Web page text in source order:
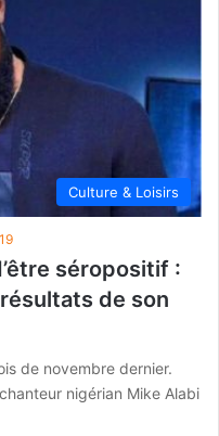
Culture & Loisirs
séropositif :
de son
de novembre dernier.
nigérian Mike Alabi